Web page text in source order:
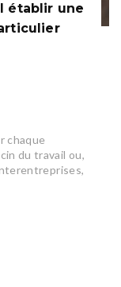
établir une
chaque
du travail ou,